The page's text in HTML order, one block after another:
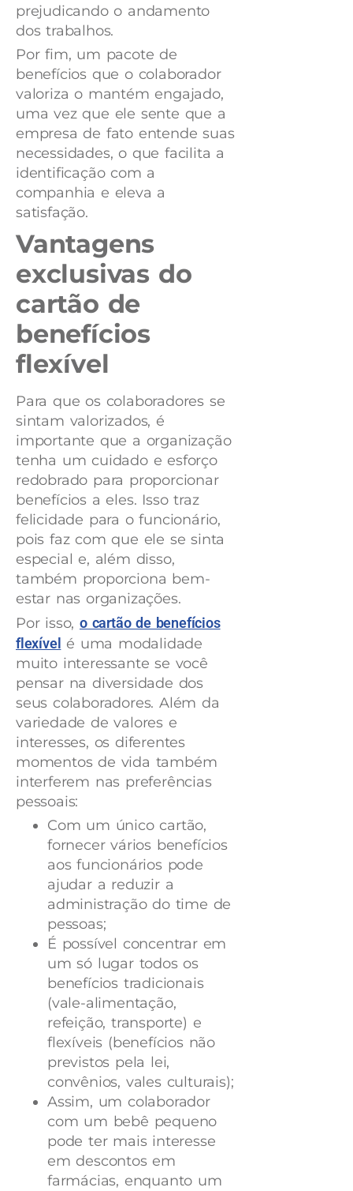
prejudicando o andamento
dos trabalhos.
Por fim, um pacote de
benefícios que o colaborador
valoriza o mantém engajado,
uma vez que ele sente que a
empresa de fato entende suas
necessidades, o que facilita a
identificação com a
companhia e eleva a
satisfação.
Vantagens
exclusivas do
cartão de
benefícios
flexível
Para que os colaboradores se
sintam valorizados, é
importante que a organização
tenha um cuidado e esforço
redobrado para proporcionar
benefícios a eles. Isso traz
felicidade para o funcionário,
pois faz com que ele se sinta
especial e, além disso,
também proporciona bem-
estar nas organizações.
Por isso, o cartão de benefícios
flexível é uma modalidade
muito interessante se você
pensar na diversidade dos
seus colaboradores. Além da
variedade de valores e
interesses, os diferentes
momentos de vida também
interferem nas preferências
pessoais:
Com um único cartão,
fornecer vários benefícios
aos funcionários pode
ajudar a reduzir a
administração do time de
pessoas;
É possível concentrar em
um só lugar todos os
benefícios tradicionais
(vale-alimentação,
refeição, transporte) e
flexíveis (benefícios não
previstos pela lei,
convênios, vales culturais);
Assim, um colaborador
com um bebê pequeno
pode ter mais interesse
em descontos em
farmácias, enquanto um